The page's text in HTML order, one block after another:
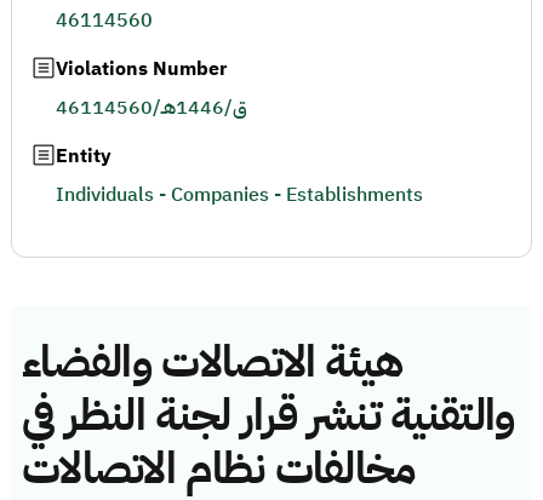
هيئة الاتصالات والفضاء
والتقنية تنشر قرار لجنة النظر في
مخالفات نظام الاتصالات
46114560
Violations Number
46114560/ق/1446هـ
Entity
Individuals - Companies - Establishments